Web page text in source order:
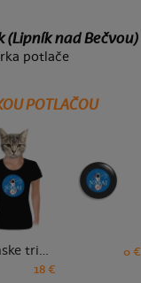
(Lipník nad Bečvou)
potlače
POTLAČOU
dámske tričko
18 €
0 €